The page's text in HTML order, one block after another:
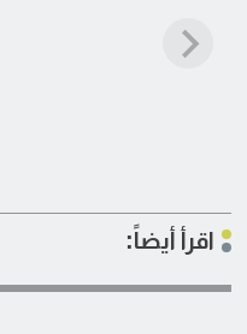
اقرأ أيضاً: